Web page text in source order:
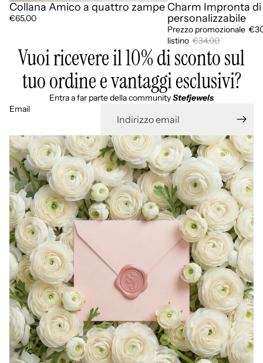
Collana Amico a quattro zampe
€65,00
In offerta
Charm Impronta
personalizzabile
Prezzo promozionale
listino €34,00
Vuoi ricevere il 10% di sconto sul
tuo ordine e vantaggi esclusivi?
Entra a far parte della communityStefjewels
Email